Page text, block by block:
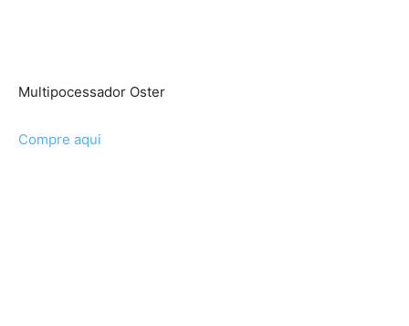
Multipocessador Oster
Compre aqui